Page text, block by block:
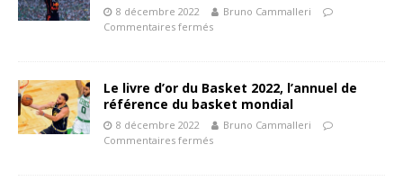
8 décembre 2022
Bruno Cammalleri
Commentaires fermés
Le livre d’or du Basket 2022, l’annuel de
référence du basket mondial
8 décembre 2022
Bruno Cammalleri
Commentaires fermés